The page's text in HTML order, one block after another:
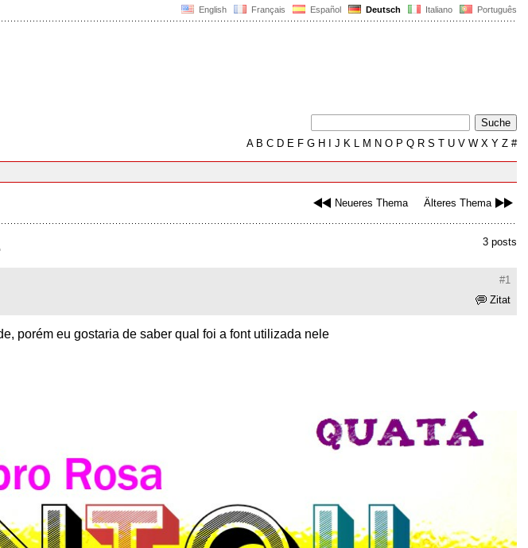
English Français Español Deutsch Italiano Português
AB C D E F G H J K L M N O P Q R S T U V W X Y Z #
Neueres Thema Älteres Thema
3 posts
#1
Zitat
porém eu gostaria de saber qual foi a font utilizada nele